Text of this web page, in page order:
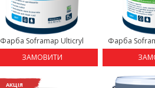
Фарба Soframap Ulticryl
ЗАМОВИТИ
Фарба
АКЦІЯ